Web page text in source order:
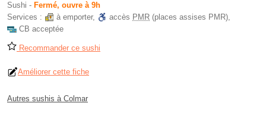
Sushi - Fermé, ouvre à 9h
Services :
à emporter, accès PMR (places assises PMR),
CB acceptée
Recommander ce sushi
Améliorer cette fiche
Autres sushis à Colmar